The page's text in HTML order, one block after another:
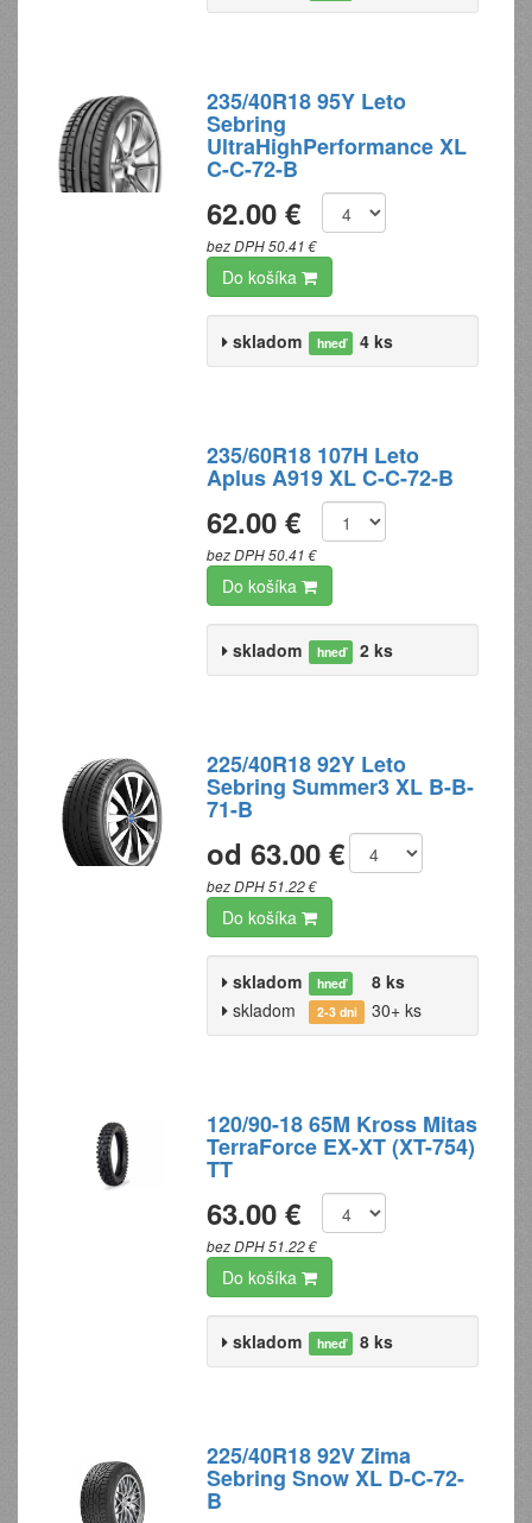
235/40R18 95Y Leto
Sebring
UltraHighPerformance XL
C-C-72-B
62.00 €
bez DPH 50.41 €
Do košíka
skladom hneď 4 ks
235/60R18 107H Leto
Aplus A919 XL C-C-72-B
62.00 €
bez DPH 50.41 €
Do košíka
skladom hneď 2 ks
225/40R18 92Y Leto
Sebring Summer3 XL B-B-
71-B
od 63.00 €
bez DPH 51.22 €
Do košíka
skladom hneď
8 ks
skladom
2-3 dni 30+ ks
120/90-18 65M Kross Mitas
TerraForce EX-XT (XT-754)
TT
63.00 €
bez DPH 51.22 €
Do košíka
skladom hneď 8 ks
225/40R18 92V Zima
Sebring Snow XL D-C-72-
B